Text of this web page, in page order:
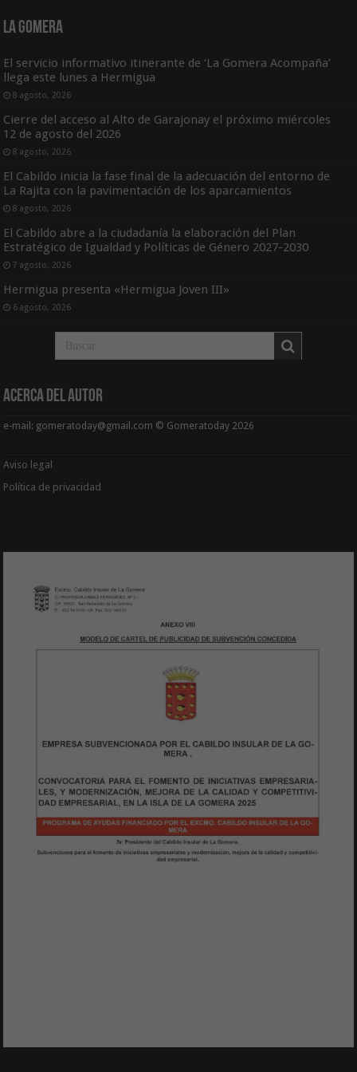
La Gomera
El servicio informativo itinerante de ‘La Gomera Acompaña’
llega este lunes a Hermigua
8 agosto, 2026
Cierre del acceso al Alto de Garajonay el próximo miércoles
12 de agosto del 2026
8 agosto, 2026
El Cabildo inicia la fase final de la adecuación del entorno de
La Rajita con la pavimentación de los aparcamientos
8 agosto, 2026
El Cabildo abre a la ciudadanía la elaboración del Plan
Estratégico de Igualdad y Políticas de Género 2027-2030
7 agosto, 2026
Hermigua presenta «Hermigua Joven III»
6 agosto, 2026
Acerca del Autor
e-mail: gomeratoday@gmail.com © Gomeratoday 2026
Aviso legal
Política de privacidad